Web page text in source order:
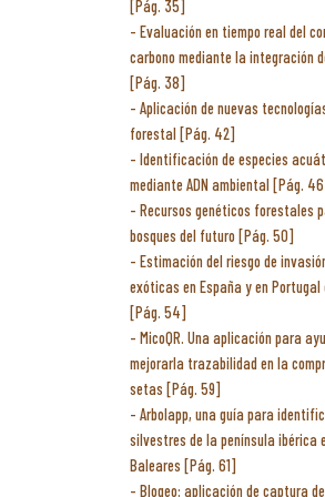
[Pág. 35]
Evaluación en tiempo real del
carbono mediante la integración
[Pág. 38]
Aplicación de nuevas
forestal [Pág. 42]
Identificación de especies
mediante ADN ambiental [Pág.
Recursos genéticos forestales
bosques del futuro [Pág. 50]
Estimación del riesgo de
exóticas en España y en
[Pág. 54]
MicoQR. Una aplicación para
mejorarla trazabilidad en la
setas [Pág. 59]
Arbolapp, una guía para
silvestres de la península ibérica
Baleares [Pág. 61]
Blogeo: aplicación de captura